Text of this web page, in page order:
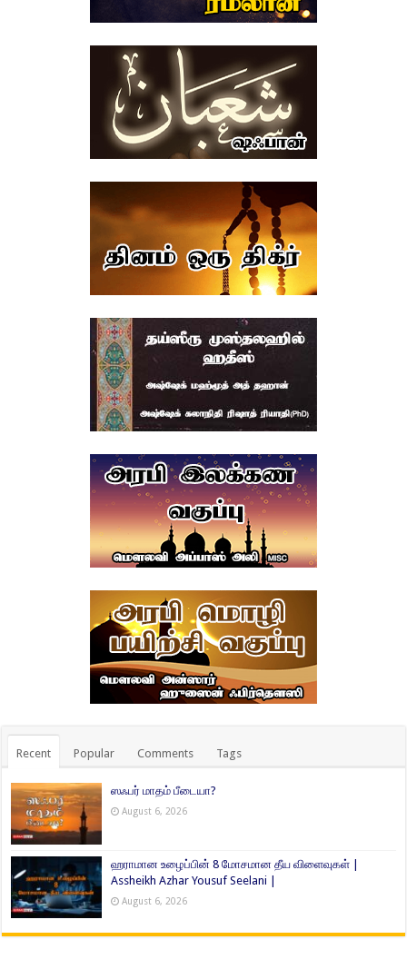
Recent Popular Comments Tags
ஸஃபர் மாதம் பீடையா?
August 6, 2026
ஹராமான உழைப்பின் 8 மோசமான தீய விளைவுகள் |
Assheikh Azhar Yousuf Seelani |
August 6, 2026